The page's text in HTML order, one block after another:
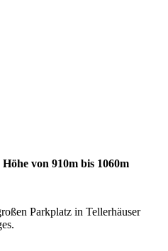
von 910m bis 1060m
Parkplatz in Tellerhäuser